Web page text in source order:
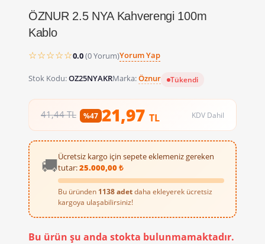
ÖZNUR 2.5 NYA Kahverengi 100m
Kablo
☆☆☆☆☆0.0(0 Yorum)Yorum Yap
Stok Kodu:OZ25NYAKRMarka:Öznur Tükendi
41,44 TL %47 21,97 TL KDV Dahil
🚚Ücretsiz kargo için sepete eklemeniz gereken
tutar:25.000,00 ₺
Bu üründen 1138 adetdaha ekleyerek ücretsiz
kargoya ulaşabilirsiniz!
ÖZNUR 2.5 NYA Kahverengi 100m
Bu ürün şu anda stokta bulunmamaktadır.